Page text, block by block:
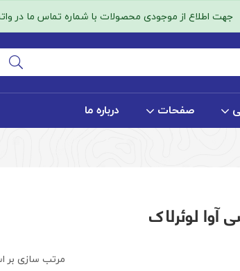
جهت اطلاع از موجودی محصولات با شماره تماس ما در
صفحات درباره ما
مرتب سازی بر